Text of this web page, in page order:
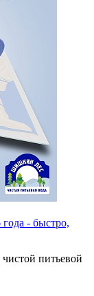
- быстро,
питьевой